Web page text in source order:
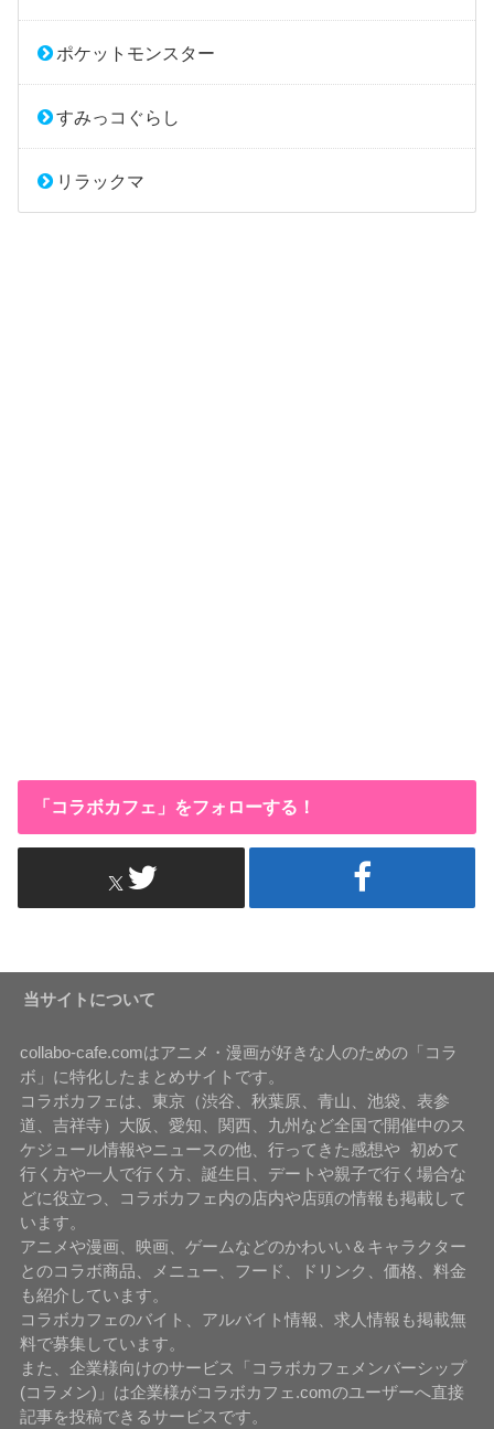
ポケットモンスター
すみっコぐらし
リラックマ
「コラボカフェ」をフォローする！
当サイトについて
collabo-cafe.comはアニメ・漫画が好きな人のための「コラ
ボ」に特化したまとめサイトです。
コラボカフェは、東京（渋谷、秋葉原、青山、池袋、表参
道、吉祥寺）大阪、愛知、関西、九州など全国で開催中のス
ケジュール情報やニュースの他、行ってきた感想や 初めて
行く方や一人で行く方、誕生日、デートや親子で行く場合な
どに役立つ、コラボカフェ内の店内や店頭の情報も掲載して
います。
アニメや漫画、映画、ゲームなどのかわいい＆キャラクター
とのコラボ商品、メニュー、フード、ドリンク、価格、料金
も紹介しています。
コラボカフェのバイト、アルバイト情報、求人情報も掲載無
料で募集しています。
また、企業様向けのサービス「コラボカフェメンバーシップ
(コラメン)」は企業様がコラボカフェ.comのユーザーへ直接
記事を投稿できるサービスです。